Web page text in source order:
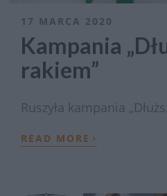
17 MARCA 2020
Kampania
rakiem”
Ruszyła kampania
READ MORE ›